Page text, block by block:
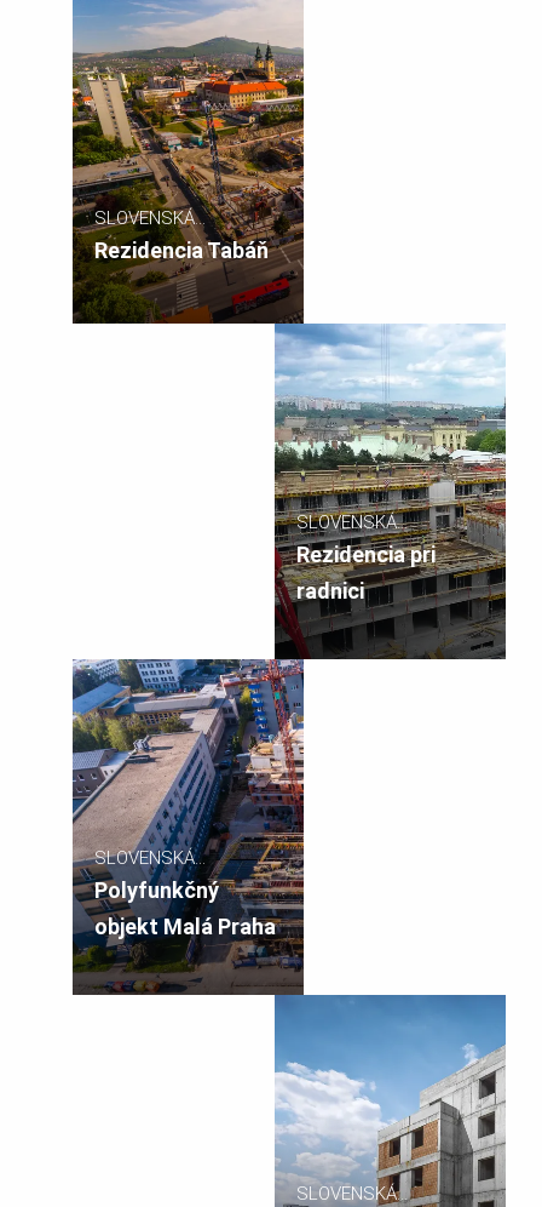
SLOVENSKÁ
REPUBLIKA
Rezidencia Tabáň
SLOVENSKÁ
REPUBLIKA
Rezidencia pri
radnici
SLOVENSKÁ
REPUBLIKA
Polyfunkčný
objekt Malá Praha
SLOVENSKÁ